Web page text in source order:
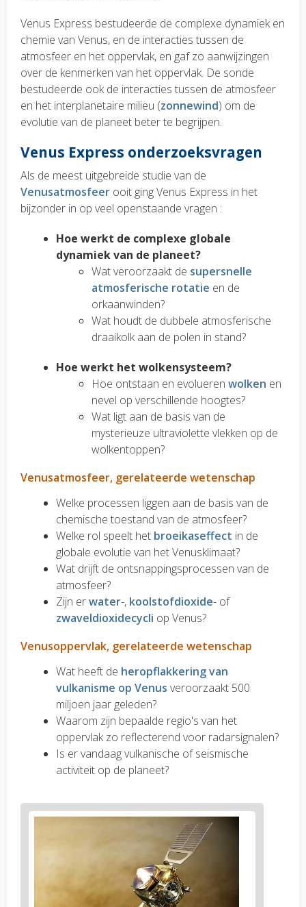
Venus Express bestudeerde de complexe dynamiek en
chemie van Venus, en de interacties tussen de
atmosfeer en het oppervlak, en gaf zo aanwijzingen
over de kenmerken van het oppervlak. De sonde
bestudeerde ook de interacties tussen de atmosfeer
en het interplanetaire milieu (zonnewind) om de
evolutie van de planeet beter te begrijpen.
Venus Express onderzoeksvragen
Als de meest uitgebreide studie van de
Venusatmosfeer ooit ging Venus Express in het
bijzonder in op veel openstaande vragen :
Hoe werkt de complexe globale
dynamiek van de planeet?
Wat veroorzaakt de supersnelle
atmosferische rotatie en de
orkaanwinden?
Wat houdt de dubbele atmosferische
draaikolk aan de polen in stand?
Hoe werkt het wolkensysteem?
Hoe ontstaan en evolueren wolken en
nevel op verschillende hoogtes?
Wat ligt aan de basis van de
mysterieuze ultraviolette vlekken op de
wolkentoppen?
Venusatmosfeer, gerelateerde wetenschap
Welke processen liggen aan de basis van de
chemische toestand van de atmosfeer?
Welke rol speelt het broeikaseffect in de
globale evolutie van het Venusklimaat?
Wat drijft de ontsnappingsprocessen van de
atmosfeer?
Zijn erwater-, koolstofdioxide- of
zwaveldioxidecycli op Venus?
Venusoppervlak, gerelateerde wetenschap
Wat heeft de heropflakkering van
vulkanisme op Venus veroorzaakt 500
miljoen jaar geleden?
Waarom zijn bepaalde regio's van het
oppervlak zo reflecterend voor radarsignalen?
Is er vandaag vulkanische of seismische
activiteit op de planeet?